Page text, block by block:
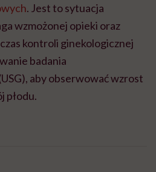
. Jest to sytuacja
wzmożonej opieki oraz
kontroli ginekologicznej
badania
aby obserwować wzrost
płodu.